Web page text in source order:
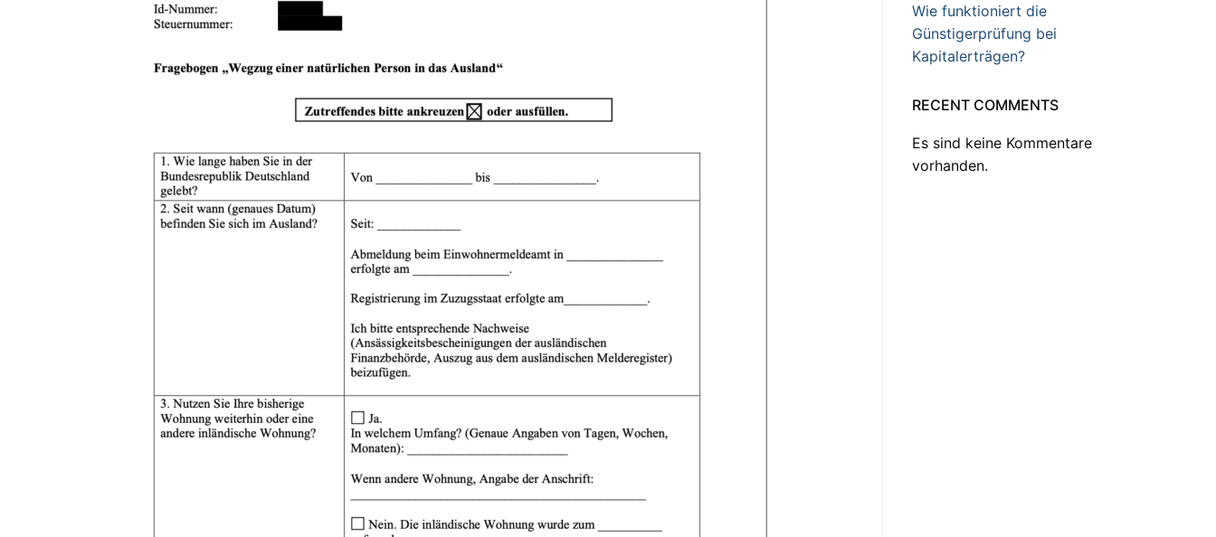
Wie funktioniert die
Günstigerprüfung bei
Kapitalerträgen?
RECENT COMMENTS
Es sind keine Kommentare
vorhanden.